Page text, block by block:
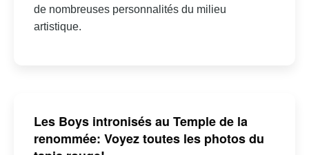
de nombreuses personnalités du milieu
artistique.
Les Boys intronisés au Temple de la
renommée: Voyez toutes les photos du